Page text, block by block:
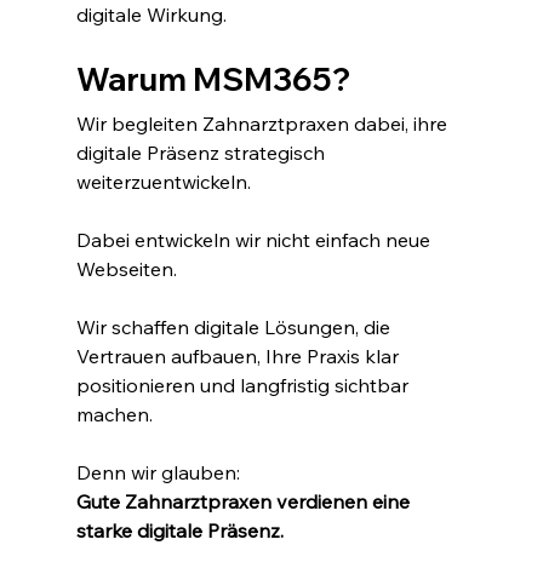
digitale Wirkung.
Warum MSM365?
Wir begleiten Zahnarztpraxen dabei, ihre
digitale Präsenz strategisch
weiterzuentwickeln.
Dabei entwickeln wir nicht einfach neue
Webseiten.
Wir schaffen digitale Lösungen, die
Vertrauen aufbauen, Ihre Praxis klar
positionieren und langfristig sichtbar
machen.
Denn wir glauben:
Gute Zahnarztpraxen verdienen eine
starke digitale Präsenz.